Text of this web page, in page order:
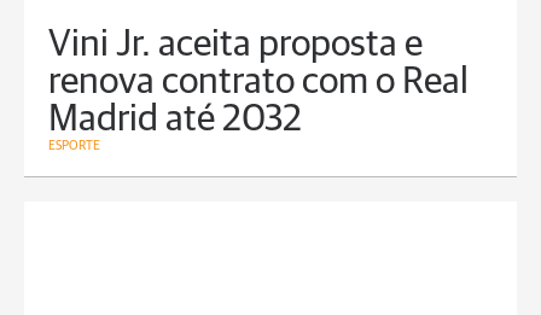
Vini Jr. aceita proposta e
renova contrato com o Real
Madrid até 2032
ESPORTE